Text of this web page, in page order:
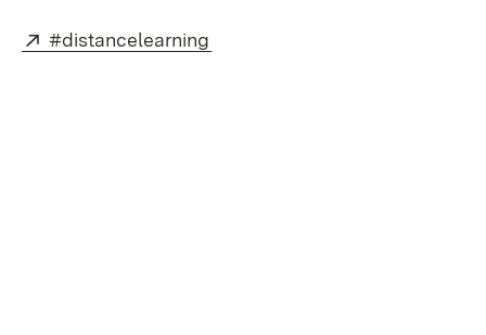
Extern:
#distancelearning